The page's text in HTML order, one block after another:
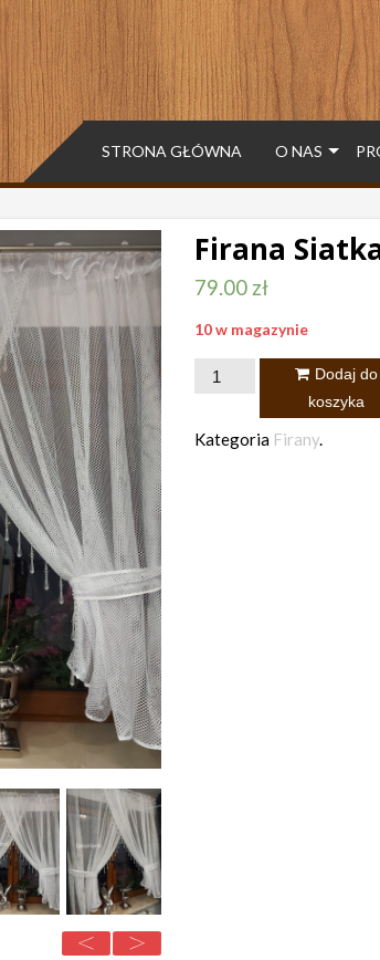
STRONA GŁÓWNA O NAS
Firana
79.00 zł
10 w magazynie
ilość
Siatka
Dodaj do
koszyka
Kategoria Firany.